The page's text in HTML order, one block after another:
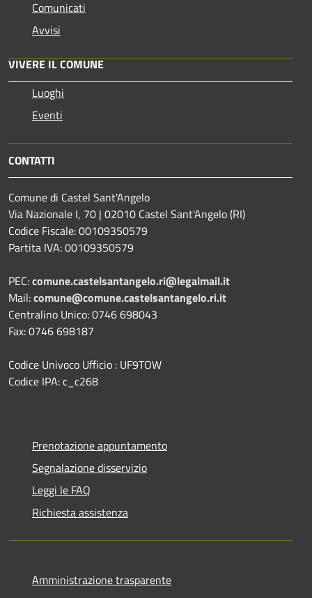
Comunicati
Avvisi
VIVERE IL COMUNE
Luoghi
Eventi
CONTATTI
Comune di Castel Sant'Angelo
Via Nazionale I, 70 | 02010 Castel Sant'Angelo (RI)
Codice Fiscale: 00109350579
Partita IVA: 00109350579
PEC:comune.castelsantangelo.ri@legalmail.it
Mail:comune@comune.castelsantangelo.ri.it
Centralino Unico: 0746 698043
Fax: 0746 698187
Codice Univoco Ufficio : UF9TOW
Codice IPA: c_c268
Prenotazione appuntamento
Segnalazione disservizio
Leggi le FAQ
Richiesta assistenza
Amministrazione trasparente